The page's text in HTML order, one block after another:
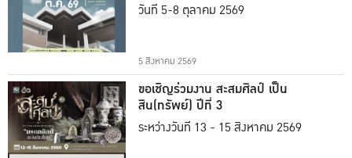
วันที่ 5-8 ตุลาคม 2569
5 สิงหาคม 2569
ขอเชิญร่วมงาน สะสมศิลป์ เป็น
สิน(ทรัพย์) ปีที่ 3
ระหว่างวันที่ 13 - 15 สิงหาคม 2569